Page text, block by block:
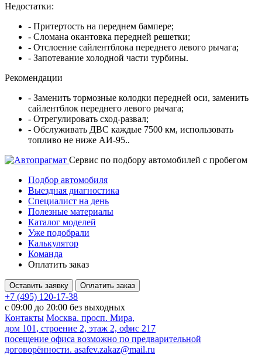
Недостатки:
- Притертость на переднем бампере;
- Сломана окантовка передней решетки;
- Отслоение сайлентблока переднего левого рычага;
- Запотевание холодной части турбины.
Рекомендации
- Заменить тормозные колодки передней оси, заменить
сайлентблок переднего левого рычага;
- Отрегулировать сход-развал;
- Обслуживать ДВС каждые 7500 км, использовать
топливо не ниже АИ-95..
Cервис по подбору автомобилей с пробегом
Подбор автомобиля
Выездная диагностика
Специалист на день
Полезные материалы
Каталог моделей
Уже подобрали
Калькулятор
Команда
Оплатить заказ
Оставить заявку Оплатить заказ
+7 (495) 120-17-38
с 09:00 до 20:00 без выходных
Контакты Москва. просп. Мира,
дом 101, строение 2, этаж 2, офис 217
посещение офиса возможно по предварительной
договорённости. asafev.zakaz@mail.ru